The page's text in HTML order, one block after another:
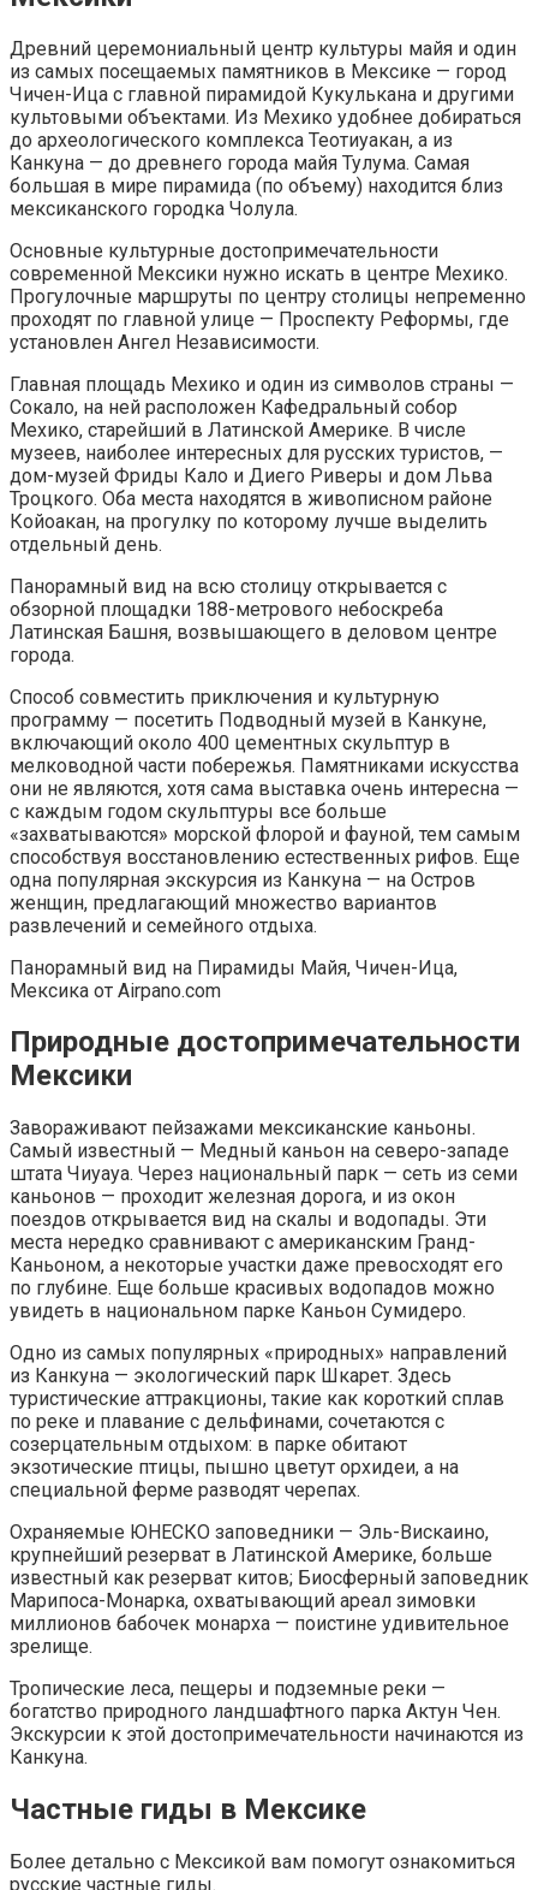
Древний церемониальный центр культуры майя и один
из самых посещаемых памятников в Мексике — город
Чичен-Ица с главной пирамидой Кукулькана и другими
культовыми объектами. Из Мехико удобнее добираться
до археологического комплекса Теотиуакан, а из
Канкуна — до древнего города майя Тулума. Самая
большая в мире пирамида (по объему) находится близ
мексиканского городка Чолула.
Основные культурные достопримечательности
современной Мексики нужно искать в центре Мехико.
Прогулочные маршруты по центру столицы непременно
проходят по главной улице — Проспекту Реформы, где
установлен Ангел Независимости.
Главная площадь Мехико и один из символов страны —
Сокало, на ней расположен Кафедральный собор
Мехико, старейший в Латинской Америке. В числе
музеев, наиболее интересных для русских туристов, —
дом-музей Фриды Кало и Диего Риверы и дом Льва
Троцкого. Оба места находятся в живописном районе
Койоакан, на прогулку по которому лучше выделить
отдельный день.
Панорамный вид на всю столицу открывается с
обзорной площадки 188-метрового небоскреба
Латинская Башня, возвышающего в деловом центре
города.
Способ совместить приключения и культурную
программу — посетить Подводный музей в Канкуне,
включающий около 400 цементных скульптур в
мелководной части побережья. Памятниками искусства
они не являются, хотя сама выставка очень интересна —
с каждым годом скульптуры все больше
«захватываются» морской флорой и фауной, тем самым
способствуя восстановлению естественных рифов. Еще
одна популярная экскурсия из Канкуна — на Остров
женщин, предлагающий множество вариантов
развлечений и семейного отдыха.
Панорамный вид на Пирамиды Майя, Чичен-Ица,
Мексика от Airpano.com
Природные достопримечательности
Мексики
Завораживают пейзажами мексиканские каньоны.
Самый известный — Медный каньон на северо-западе
штата Чиуауа. Через национальный парк — сеть из семи
каньонов — проходит железная дорога, и из окон
поездов открывается вид на скалы и водопады. Эти
места нередко сравнивают с американским Гранд-
Каньоном, а некоторые участки даже превосходят его
по глубине. Еще больше красивых водопадов можно
увидеть в национальном парке Каньон Сумидеро.
Одно из самых популярных «природных» направлений
из Канкуна — экологический парк Шкарет. Здесь
туристические аттракционы, такие как короткий сплав
по реке и плавание с дельфинами, сочетаются с
созерцательным отдыхом: в парке обитают
экзотические птицы, пышно цветут орхидеи, а на
специальной ферме разводят черепах.
Охраняемые ЮНЕСКО заповедники — Эль-Вискаино,
крупнейший резерват в Латинской Америке, больше
известный как резерват китов; Биосферный заповедник
Марипоса-Монарка, охватывающий ареал зимовки
миллионов бабочек монарха — поистине удивительное
зрелище.
Тропические леса, пещеры и подземные реки —
богатство природного ландшафтного парка Актун Чен.
Экскурсии к этой достопримечательности начинаются из
Канкуна.
Частные гиды в Мексике
Более детально с Мексикой вам помогут ознакомиться
русские частные гиды.